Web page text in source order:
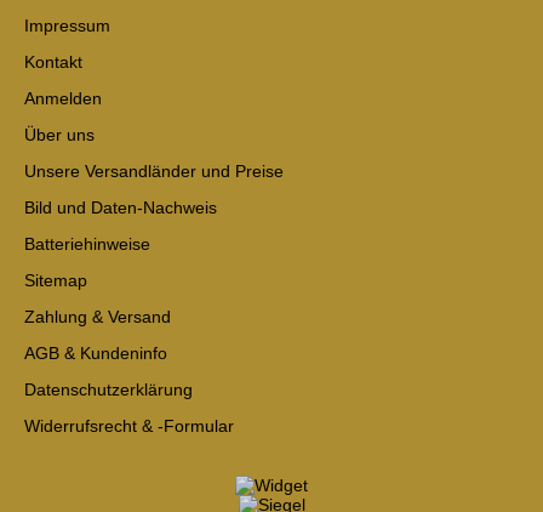
Impressum
Kontakt
Anmelden
Über uns
Unsere Versandländer und Preise
Bild und Daten-Nachweis
Batteriehinweise
Sitemap
Zahlung & Versand
AGB & Kundeninfo
Datenschutzerklärung
Widerrufsrecht & -Formular